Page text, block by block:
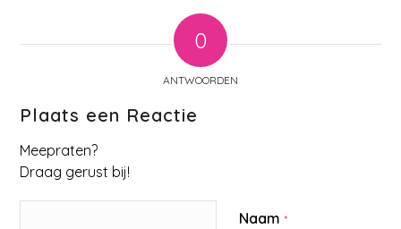
0
ANTWOORDEN
Plaats een Reactie
Meepraten?
Draag gerust bij!
Naam*